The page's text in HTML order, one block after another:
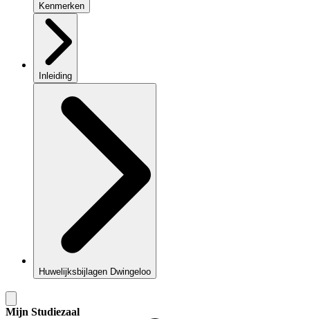
Kenmerken
Inleiding
Huwelijksbijlagen Dwingeloo
Mijn Studiezaal